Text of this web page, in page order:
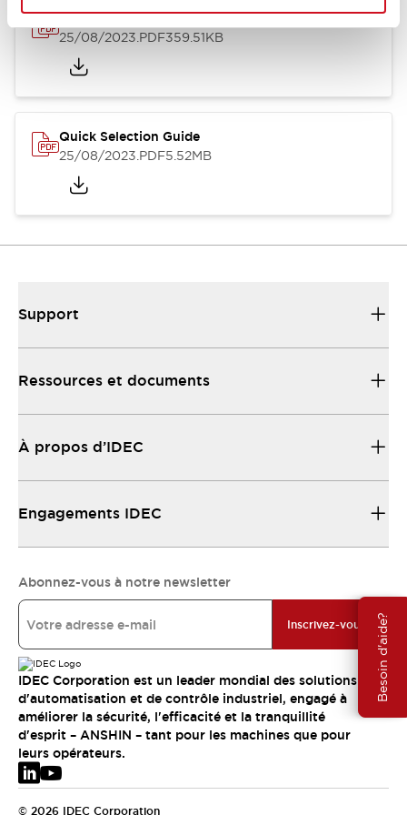
Besoin d'aide?
Relay Family Brochure
25/08/2023.PDF359.51KB
Quick Selection Guide
25/08/2023.PDF5.52MB
Support
Ressources et documents
À propos d’IDEC
Engagements IDEC
Abonnez-vous à notre newsletter
Inscrivez-vous
IDEC Corporation est un leader mondial des solutions
d'automatisation et de contrôle industriel, engagé à
améliorer la sécurité, l'efficacité et la tranquillité
d'esprit – ANSHIN – tant pour les machines que pour
leurs opérateurs.
© 2026 IDEC Corporation